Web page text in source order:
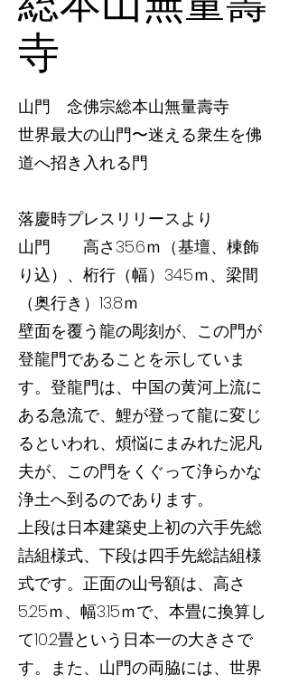
寺
山門 念佛宗総本山無量壽寺
世界最大の山門〜迷える衆生を佛
道へ招き入れる門
落慶時プレスリリースより
山門 高さ35.6ｍ（基壇、棟飾
り込）、桁行（幅）34.5ｍ、梁間
（奥行き）13.8ｍ
壁面を覆う龍の彫刻が、この門が
登龍門であることを示していま
す。登龍門は、中国の黄河上流に
ある急流で、鯉が登って龍に変じ
るといわれ、煩悩にまみれた泥凡
夫が、この門をくぐって浄らかな
浄土へ到るのであります。
上段は日本建築史上初の六手先総
詰組様式、下段は四手先総詰組様
式です。正面の山号額は、高さ
5.25ｍ、幅3.15ｍで、本畳に換算し
て10.2畳という日本一の大きさで
す。また、山門の両脇には、世界